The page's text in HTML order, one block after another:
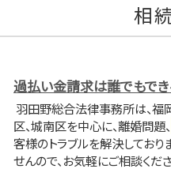
相
過払い金請求は誰でもで
羽田野総合法律事務所は、福
区、城南区を中心に、離婚問題、
客様のトラブルを解決してお
せんので、お気軽にご相談くだ